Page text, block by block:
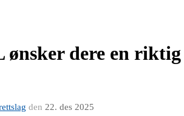
ønsker dere en riktig
den 22. des 2025